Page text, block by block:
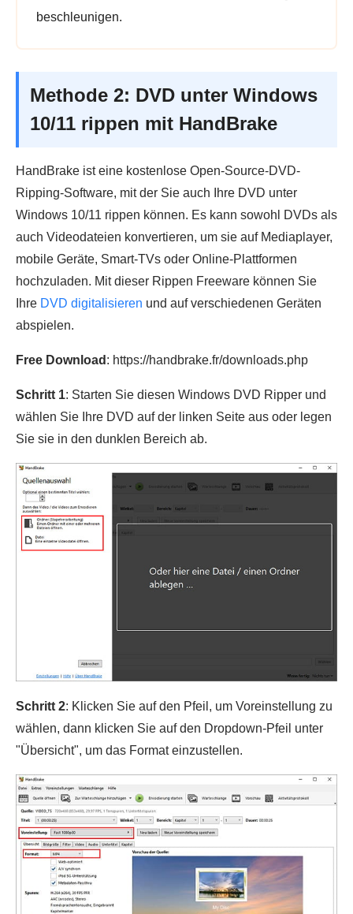
beschleunigen.
Methode 2: DVD unter Windows
10/11 rippen mit HandBrake
HandBrake ist eine kostenlose Open-Source-DVD-
Ripping-Software, mit der Sie auch Ihre DVD unter
Windows 10/11 rippen können. Es kann sowohl DVDs als
auch Videodateien konvertieren, um sie auf Mediaplayer,
mobile Geräte, Smart-TVs oder Online-Plattformen
hochzuladen. Mit dieser Rippen Freeware können Sie
Ihre DVD digitalisieren und auf verschiedenen Geräten
abspielen.
Free Download : https://handbrake.fr/downloads.php
Schritt 1: Starten Sie diesen Windows DVD Ripper und
wählen Sie Ihre DVD auf der linken Seite aus oder legen
Sie sie in den dunklen Bereich ab.
Schritt 2: Klicken Sie auf den Pfeil, um Voreinstellung zu
wählen, dann klicken Sie auf den Dropdown-Pfeil unter
"Übersicht", um das Format einzustellen.